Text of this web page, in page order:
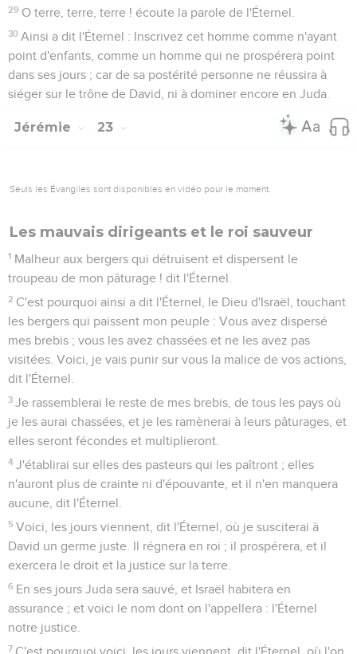
29 O terre, terre, terre ! écoute la parole de l'Éternel.
30 Ainsi a dit l'Éternel : Inscrivez cet homme comme n'ayant
point d'enfants, comme un homme qui ne prospérera point
dans ses jours ; car de sa postérité personne ne réussira à
siéger sur le trône de David, ni à dominer encore en Juda.
Jérémie 23
Seuls les Évangiles sont disponibles en vidéo pour le moment.
Les mauvais dirigeants et le roi sauveur
1 Malheur aux bergers qui détruisent et dispersent le
troupeau de mon pâturage ! dit l'Éternel.
2 C'est pourquoi ainsi a dit l'Éternel, le Dieu d'Israël, touchant
les bergers qui paissent mon peuple : Vous avez dispersé
mes brebis ; vous les avez chassées et ne les avez pas
visitées. Voici, je vais punir sur vous la malice de vos actions,
dit l'Éternel.
3 Je rassemblerai le reste de mes brebis, de tous les pays où
je les aurai chassées, et je les ramènerai à leurs pâturages, et
elles seront fécondes et multiplieront.
4 J'établirai sur elles des pasteurs qui les paîtront ; elles
n'auront plus de crainte ni d'épouvante, et il n'en manquera
aucune, dit l'Éternel.
5 Voici, les jours viennent, dit l'Éternel, où je susciterai à
David un germe juste. Il régnera en roi ; il prospérera, et il
exercera le droit et la justice sur la terre.
6 En ses jours Juda sera sauvé, et Israël habitera en
assurance ; et voici le nom dont on l'appellera : l'Éternel
notre justice.
7 C'est pourquoi voici, les jours viennent, dit l'Éternel, où l'on